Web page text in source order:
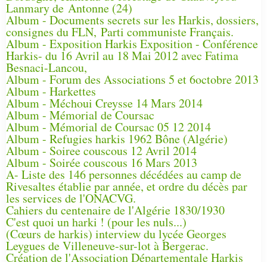
Lanmary de Antonne (24)
Album - Documents secrets sur les Harkis, dossiers,
consignes du FLN, Parti communiste Français.
Album - Exposition Harkis Exposition - Conférence
Harkis- du 16 Avril au 18 Mai 2012 avec Fatima
Besnaci-Lancou,
Album - Forum des Associations 5 et 6octobre 2013
Album - Harkettes
Album - Méchoui Creysse 14 Mars 2014
Album - Mémorial de Coursac
Album - Mémorial de Coursac 05 12 2014
Album - Refugies harkis 1962 Bône (Algérie)
Album - Soiree couscous 12 Avril 2014
Album - Soirée couscous 16 Mars 2013
A- Liste des 146 personnes décédées au camp de
Rivesaltes établie par année, et ordre du décès par
les services de l'ONACVG.
Cahiers du centenaire de l'Algérie 1830/1930
C'est quoi un harki ! (pour les nuls...)
(Cœurs de harkis) interview du lycée Georges
Leygues de Villeneuve-sur-lot à Bergerac.
Création de l'Association Départementale Harkis